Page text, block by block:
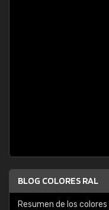
BLOG COLORES RAL
Resumen de los